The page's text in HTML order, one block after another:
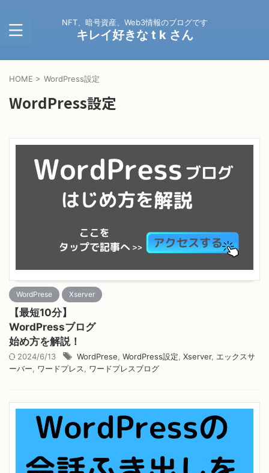
NFT、暗号資産、Web3情報のブログです
キレイ好きな t k さん
HOME > WordPress設定
WordPress設定
WordPrese Xserver
【最短10分】
WordPressブログ
始め方を解説！
2024/6/13 WordPrese WordPress設定 Xserver, エックスサ
ーバー
ワードプレス ワードプレスブログ